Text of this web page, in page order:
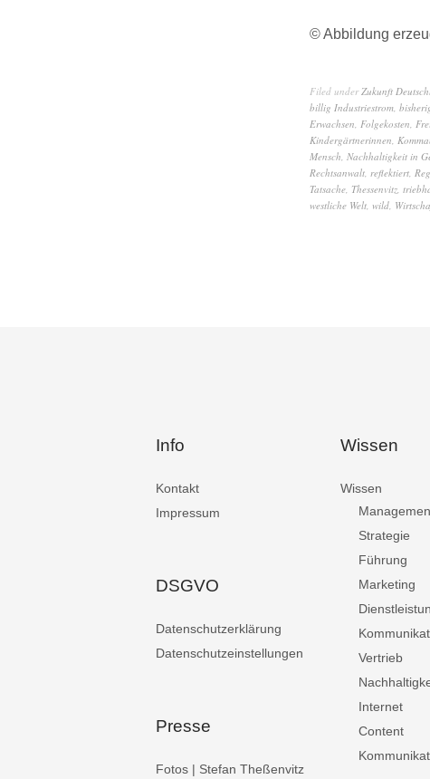
© Abbildung
Filed underZukunft
billig Industriestrom,
Erwachsen, Folgekosten,
Kindergärtnerinnen,
Mensch, Nachhaltigkeit in
Rechtsanwalt, reflektiert,
Tatsache, Thessenvitz,
westliche Welt, wild,
Info
Kontakt
Impressum
DSGVO
Datenschutzerklärung
Datenschutzeinstellungen
Presse
Fotos | Stefan Theßenvitz
Wissen
Wissen
Strategie
Führung
Marketing
Vertrieb
Internet
Content